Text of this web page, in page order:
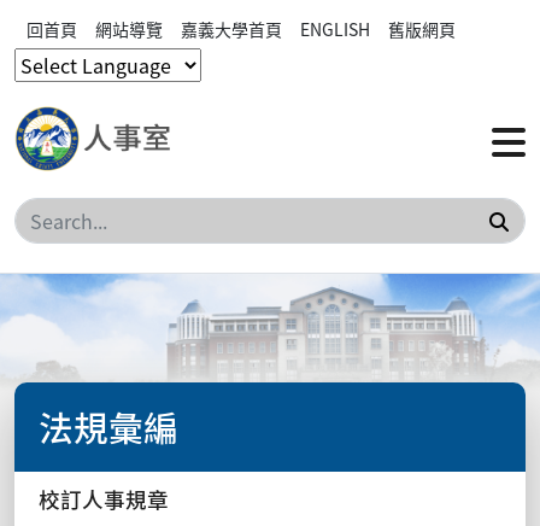
回首頁 網站導覽 嘉義大學首頁 ENGLISH 舊版網頁
搜
法規彙編
校訂人事規章